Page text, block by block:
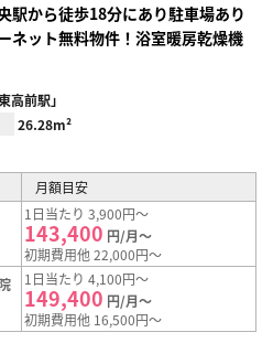
駅から徒歩18分にあり駐車場あり
ット無料物件！浴室暖房乾燥機
高前駅」
26.28m²
月額目安
1日当たり 3,900円～
143,400 円/月～
初期費用他 22,000円～
1日当たり 4,100円～
149,400 円/月～
初期費用他 16,500円～